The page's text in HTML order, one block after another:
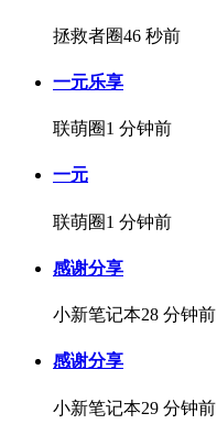
拯救者圈46 秒前
一元乐享
联萌圈1 分钟前
一元
联萌圈1 分钟前
感谢分享
小新笔记本28 分钟前
感谢分享
小新笔记本29 分钟前